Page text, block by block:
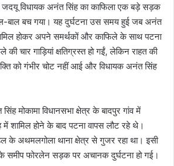
जदयू विधायक अनंत सिंह का काफिला एक बड़े सड़क
बाल बच गया। यह दुर्घटना उस समय हुई जब अनंत
होकर अपने समर्थकों और काफिले के साथ पटना
चार गाड़ियां क्षतिग्रस्त हो गईं, लेकिन राहत की
को गंभीर चोट नहीं आई और विधायक अनंत सिंह
मोकामा विधानसभा क्षेत्र के बादपुर गांव में
में शामिल होने के बाद पटना वापस लौट रहे थे।
के अथमलगोला थाना क्षेत्र से गुजर रहा था। इसी
के समीप फोरलेन सड़क पर अचानक दुर्घटना हो गई।